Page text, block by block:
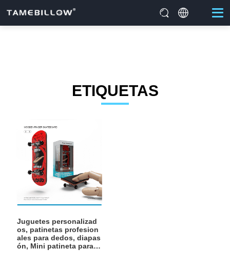
ETIQUETAS
Juguetes personalizad
os, patinetas profesion
ales para dedos, diapas
ón, Mini patineta para d